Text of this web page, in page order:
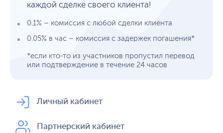
каждой сделке своего клиента!
0.1% – комиссия с любой сделки клиента
0.05% в час – комиссия с задержек погашения*
*если кто-то из участников пропустил перевод
или подтверждение в течение 24 часов
Личный кабинет
Партнерский кабинет